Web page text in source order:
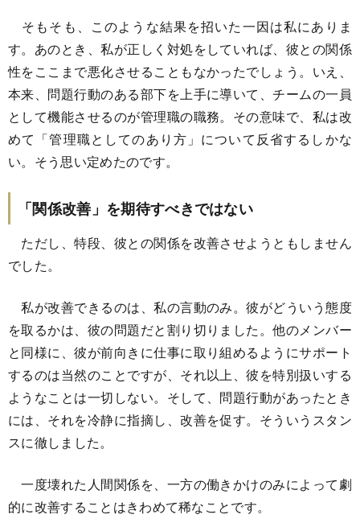
そもそも、このような結果を招いた一因は私にありま
す。あのとき、私が正しく対処をしていれば、彼との関係
性をここまで悪化させることもなかったでしょう。いえ、
本来、問題行動のある部下を上手に導いて、チームの一員
として機能させるのが管理職の職務。その意味で、私は改
めて「管理職としてのあり方」について反省するしかな
い。そう思い定めたのです。
「関係改善」を期待すべきではない
ただし、特段、彼との関係を改善させようともしません
でした。
私が改善できるのは、私の言動のみ。彼がどういう態度
を取るかは、彼の問題だと割り切りました。他のメンバー
と同様に、彼が前向きに仕事に取り組めるようにサポート
するのは当然のことですが、それ以上、彼を特別扱いする
ようなことは一切しない。そして、問題行動があったとき
には、それを冷静に指摘し、改善を促す。そういうスタン
スに徹しました。
一度壊れた人間関係を、一方の働きかけのみによって劇
的に改善することはきわめて稀なことです。